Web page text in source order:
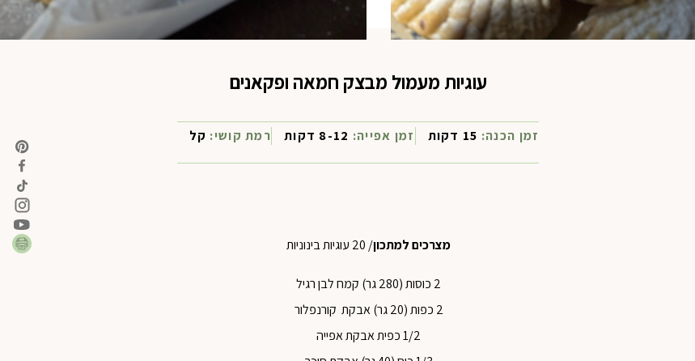
עוגיות מעמול מבצק חמאה ופקאנים
זמן הכנה: 15 דקות זמן אפייה: 8-12 דקות רמת קושי: קל
מצרכים למתכון/ 20 עוגיות בינוניות
2 כוסות (280 גר) קמח לבן רגיל
2 כפות (20 גר) אבקת קורנפלור
1/2 כפית אבקת אפייה